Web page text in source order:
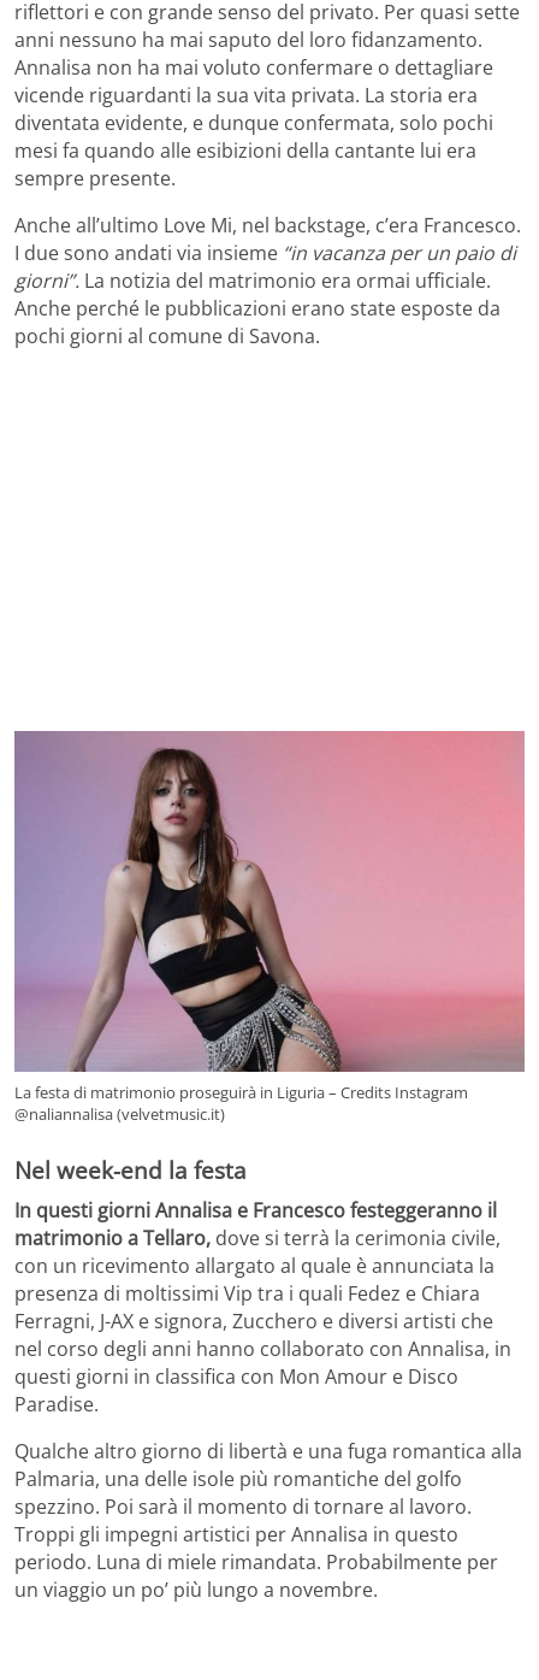
riflettori e con grande senso del privato. Per quasi sette
anni nessuno ha mai saputo del loro fidanzamento.
Annalisa non ha mai voluto confermare o dettagliare
vicende riguardanti la sua vita privata. La storia era
diventata evidente, e dunque confermata, solo pochi
mesi fa quando alle esibizioni della cantante lui era
sempre presente.
Anche all’ultimo Love Mi, nel backstage, c’era Francesco.
I due sono andati via insieme “in vacanza per un paio di
giorni”. La notizia del matrimonio era ormai ufficiale.
Anche perché le pubblicazioni erano state esposte da
pochi giorni al comune di Savona.
La festa di matrimonio proseguirà in Liguria – Credits Instagram
@naliannalisa (velvetmusic.it)
Nel week-end la festa
In questi giorni Annalisa e Francesco festeggeranno il
matrimonio a Tellaro, dove si terrà la cerimonia civile,
con un ricevimento allargato al quale è annunciata la
presenza di moltissimi Vip tra i quali Fedez e Chiara
Ferragni, J-AX e signora, Zucchero e diversi artisti che
nel corso degli anni hanno collaborato con Annalisa, in
questi giorni in classifica con Mon Amour e Disco
Paradise.
Qualche altro giorno di libertà e una fuga romantica alla
Palmaria, una delle isole più romantiche del golfo
spezzino. Poi sarà il momento di tornare al lavoro.
Troppi gli impegni artistici per Annalisa in questo
periodo. Luna di miele rimandata. Probabilmente per
un viaggio un po’ più lungo a novembre.